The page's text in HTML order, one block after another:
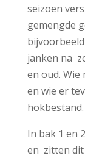
seizoen
gemengde
janken na
en oud. Wie
en wie er
hokbestand.
In bak 1 en
en zitten dit